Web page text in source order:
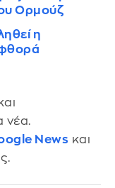
Ορμούζ
η
νέα.
News και